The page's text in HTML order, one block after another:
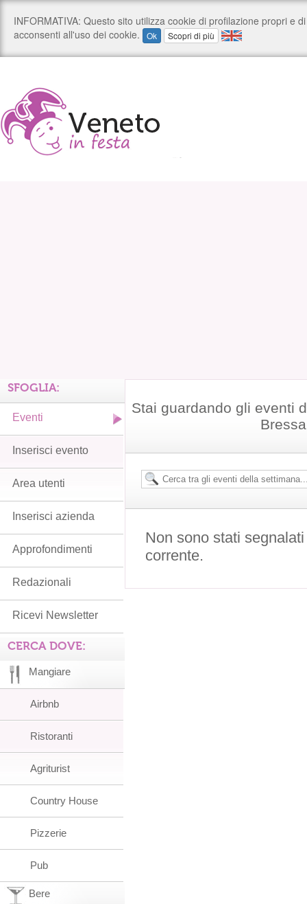
Stai guardando gli eventi
Non sono stati
corrente.
SFOGLIA:
Eventi
Inserisci evento
Area utenti
Inserisci azienda
Approfondimenti
Redazionali
Ricevi Newsletter
CERCA DOVE:
Mangiare
Airbnb
Ristoranti
Agriturist
Country House
Pizzerie
Pub
Bere